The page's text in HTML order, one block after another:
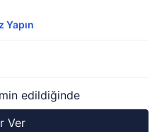
Yapın
edildiğinde
Ver